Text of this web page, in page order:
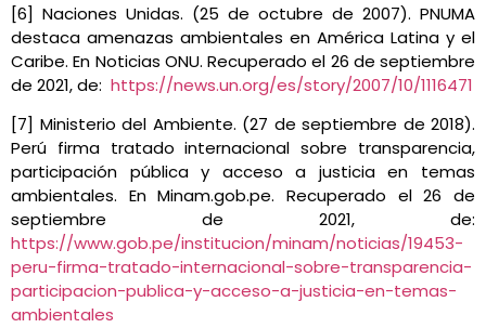
[6] Naciones Unidas. (25 de octubre de 2007). PNUMA
destaca amenazas ambientales en América Latina y el
Caribe. En Noticias ONU. Recuperado el 26 de septiembre
de 2021, de: https://news.un.org/es/story/2007/10/1116471
[7] Ministerio del Ambiente. (27 de septiembre de 2018).
Perú firma tratado internacional sobre transparencia,
participación pública y acceso a justicia en temas
ambientales. En Minam.gob.pe. Recuperado el 26 de
septiembre de 2021, de:
https://www.gob.pe/institucion/minam/noticias/19453-
peru-firma-tratado-internacional-sobre-transparencia-
participacion-publica-y-acceso-a-justicia-en-temas-
ambientales